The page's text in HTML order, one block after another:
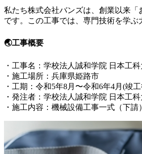
私たち株式会社バンズは、創業以来
です。この工事では、専門技術を学
🌏工事概要
・工事名：学校法人誠和学院 日本工
・施工場所：兵庫県姫路市
・工期：令和5年8月〜令和6年4月(竣
・発注者：学校法人誠和学院 日本工
・施工内容：機械設備工事一式（下請）